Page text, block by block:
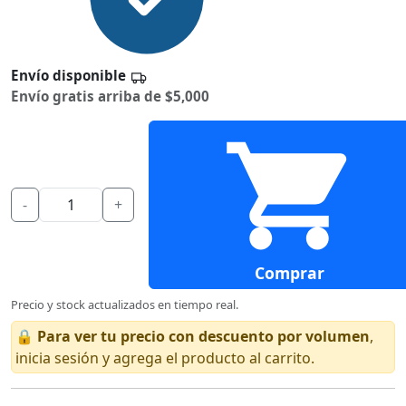
Envío disponible
Envío gratis arriba de $5,000
- +
Comprar
Precio y stock actualizados en tiempo real.
🔒 Para ver tu precio con descuento por volumen,
inicia sesión y agrega el producto al carrito.